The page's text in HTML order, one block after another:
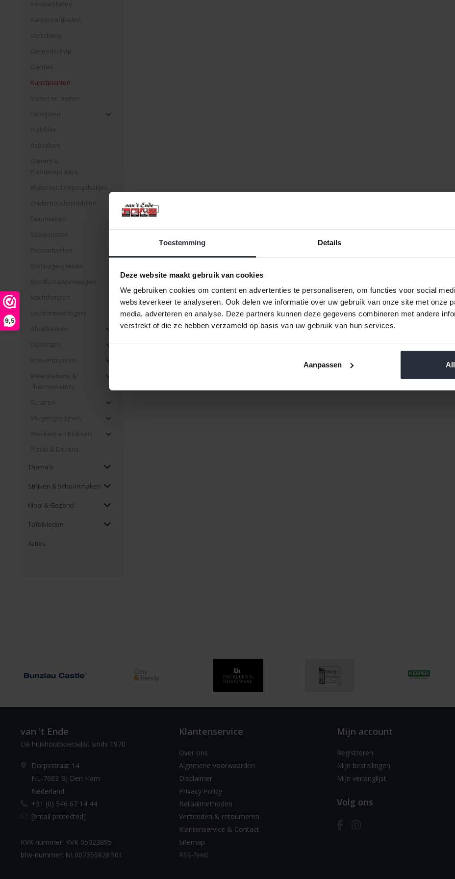
Toestemming Details
Deze website maakt gebruik van cookies
We gebruiken cookies om content en advertenties te personaliseren, om functies voor social
websiteverkeer te analyseren. Ook delen we informatie over uw gebruik van onze site met onze
media, adverteren en analyse. Deze partners kunnen deze gegevens combineren met andere
verstrekt of die ze hebben verzameld op basis van uw gebruik van hun services.
Aanpassen
9,5
Kerstartikelen
Kantoorartikelen
Verlichting
Gereedschap
Garden
Kunstplanten
Vazen en potten
Fotolijsten
Plakfolie
Asbakken
Gieters &
Plantenspuiters
Waterverdampingsbakjes
Onderhoudsmiddelen
Deurmatten
Spaarpotten
Paasartikelen
Stofzuigerzakken
Boodschappenwagen
Nachtlampen
Luchtontvochtigers
Afvalbakken
Opbergen
Brievenbussen
Weerstations &
Thermometers
Scharen
Vliegengordijnen
Wekkers en Klokken
Plaids & Dekens
Thema's
Strijken & Schoonmaken
Mooi & Gezond
Tafelkleden
Acties
van 't Ende
Dè huishoudspecialist sinds 1970
Dorpsstraat 14
NL-7683 BJ Den Ham
Nederland
+31 (0) 546 67 14 44
[email protected]
KVK nummer: KVK 05023895
btw-nummer: NL007355828B01
Klantenservice
Over ons
Algemene voorwaarden
Disclaimer
Privacy Policy
Betaalmethoden
Verzenden & retourneren
Klantenservice & Contact
Sitemap
RSS-feed
Mijn account
Registreren
Mijn bestellingen
Mijn verlanglijst
Volg ons